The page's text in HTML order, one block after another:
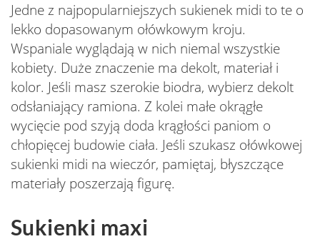
Jedne z najpopularniejszych sukienek midi to te o
lekko dopasowanym ołówkowym kroju.
Wspaniale wyglądają w nich niemal wszystkie
kobiety. Duże znaczenie ma dekolt, materiał i
kolor. Jeśli masz szerokie biodra, wybierz dekolt
odsłaniający ramiona. Z kolei małe okrągłe
wycięcie pod szyją doda krągłości paniom o
chłopięcej budowie ciała. Jeśli szukasz ołówkowej
sukienki midi na wieczór, pamiętaj, błyszczące
materiały poszerzają figurę.
Sukienki maxi